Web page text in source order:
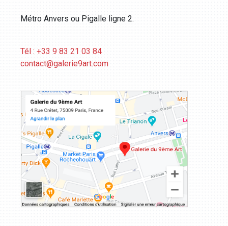
Métro Anvers ou Pigalle ligne 2.
Tél : +33 9 83 21 03 84
contact@galerie9art.com